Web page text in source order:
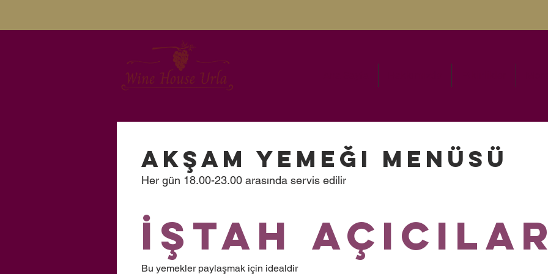
Akşam Yemeği Menüsü
Her gün 18.00-23.00 arasında servis edilir
İştah Açıcılar
Bu yemekler paylaşmak için idealdir